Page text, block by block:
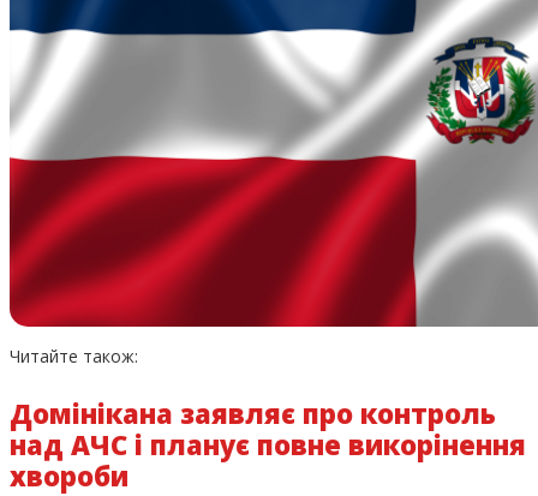
Читайте також:
Домінікана заявляє про контроль
над АЧС і планує повне викорінення
хвороби